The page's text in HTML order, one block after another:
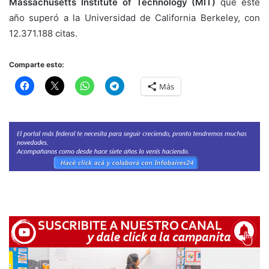
año superó a la Universidad de California Berkeley, con
12.371.188 citas.
Comparte esto:
Más